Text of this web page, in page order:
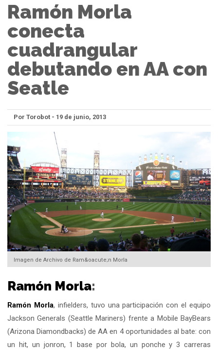
Ramón Morla
conecta
cuadrangular
debutando en AA con
Seatle
Por Torobot - 19 de junio, 2013
Imagen de Archivo de Ram&oacute;n Morla
Ramón Morla:
Ramón Morla, infielders, tuvo una participación con el equipo
Jackson Generals (Seattle Mariners) frente a Mobile BayBears
(Arizona Diamondbacks) de AA en 4 oportunidades al bate: con
un hit, un jonron, 1 base por bola, un ponche y 3 carreras